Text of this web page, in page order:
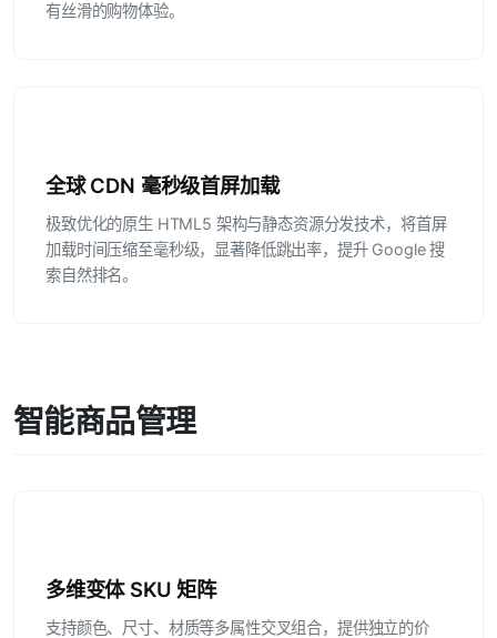
有丝滑的购物体验。
全球 CDN 毫秒级首屏加载
极致优化的原生 HTML5 架构与静态资源分发技术，将首屏
加载时间压缩至毫秒级，显著降低跳出率，提升 Google 搜
索自然排名。
智能商品管理
多维变体 SKU 矩阵
支持颜色、尺寸、材质等多属性交叉组合，提供独立的价